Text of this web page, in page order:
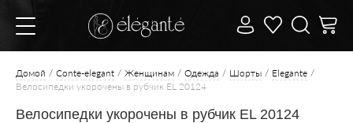
Домой Conte-elegant Женщинам Одежда Шорты
Elegante
Велосипедки укорочены в рубчик EL 20124
Велосипедки укорочены в рубчик EL 20124